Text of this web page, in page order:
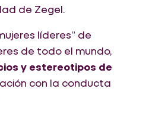
de Zegel.
líderes” de
de todo el mundo,
y estereotipos de
con la conducta